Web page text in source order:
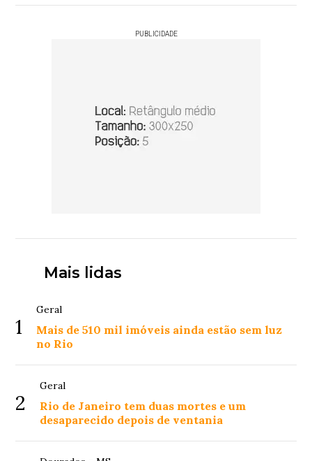
PUBLICIDADE
Mais lidas
1
Geral
Mais de 510 mil imóveis ainda estão sem luz
no Rio
2
Geral
Rio de Janeiro tem duas mortes e um
desaparecido depois de ventania